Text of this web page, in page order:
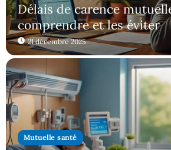
Délais de carence
comprendre et les éviter
21 décembre 2025
Mutuelle santé